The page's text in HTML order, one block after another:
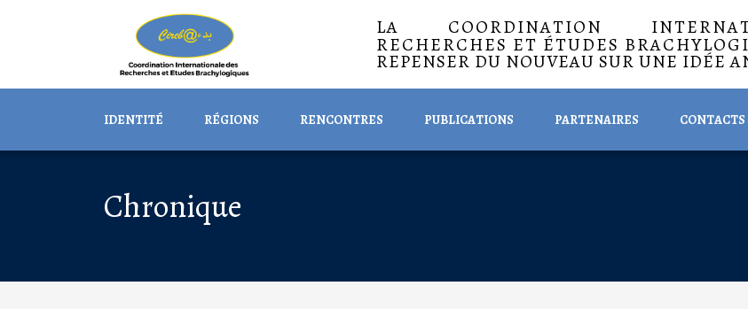
LA COORDINATION
RECHERCHES ET ÉTUDES
REPENSER DU NOUVEAU SUR UNE IDÉE
IDENTITÉ RÉGIONS RENCONTRES PUBLICATIONS PARTENAIRES CONTACTS
Chronique